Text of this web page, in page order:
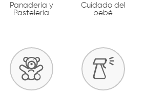
Panadería y
Pastelería
Cuidado del
bebé